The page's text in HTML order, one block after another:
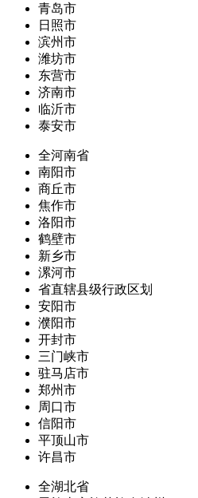
青岛市
日照市
滨州市
潍坊市
东营市
济南市
临沂市
泰安市
全河南省
南阳市
商丘市
焦作市
洛阳市
鹤壁市
新乡市
漯河市
省直辖县级行政区划
安阳市
濮阳市
开封市
三门峡市
驻马店市
郑州市
周口市
信阳市
平顶山市
许昌市
全湖北省